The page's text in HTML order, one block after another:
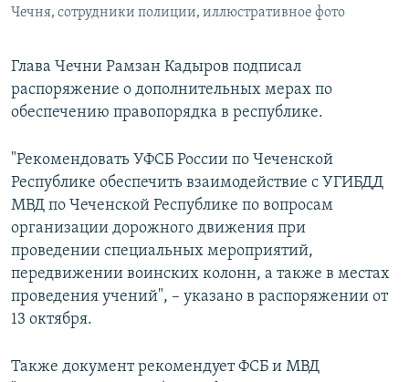
Все сайты РСЕ/РС
Чечня, сотрудники полиции, иллюстративное фото
Глава Чечни Рамзан Кадыров подписал
распоряжение о дополнительных мерах по
обеспечению правопорядка в республике.
"Рекомендовать УФСБ России по Чеченской
Республике обеспечить взаимодействие с УГИБДД
МВД по Чеченской Республике по вопросам
организации дорожного движения при
проведении специальных мероприятий,
передвижении воинских колонн, а также в местах
проведения учений", – указано в распоряжении от
13 октября.
Также документ рекомендует ФСБ и МВД